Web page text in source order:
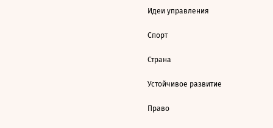
Идеи управления
Спорт
Страна
Устойчивое развитие
Право